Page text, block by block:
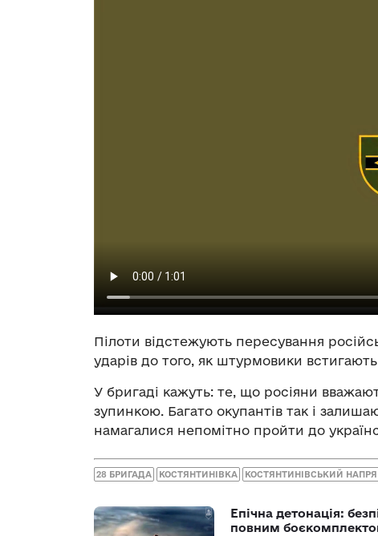
Пілоти відстежують пересування
ударів до того, як штурмовики
У бригаді кажуть: те, що росіяни
зупинкою. Багато окупантів так і
намагалися непомітно пройти до
28 БРИГАДА КОСТЯНТИНІВКА КОСТЯНТИНІВСЬКИЙ
Епічна детонація:
повним